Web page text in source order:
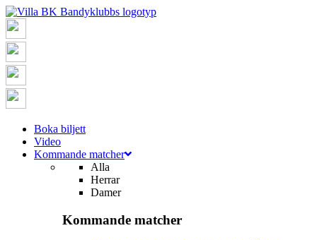
Boka biljett
Video
Kommande matcher
Alla
Herrar
Damer
Kommande matcher